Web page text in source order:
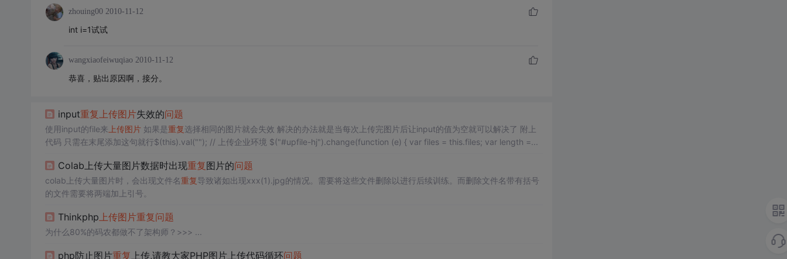
zhouing00 2010-11-12
int i=1试试
wangxiaofeiwuqiao 2010-11-12
恭喜，贴出原因啊，接分。
input重复 上传图片失效的问题
使用input的file来 上传图片如果是重复选择相同的图片就会失效 解决的办法就是当每次上传完图片后让input的值为空就可以解决了 附上
代码 只需在末尾添加这句就行$(this).val(""); // 上传企业环境 $("#upfile-hj").change(function (e) { var files = this.files; var length =...
Colab上传大量图片数据时出现重复图片的问题
colab上传大量图片时，会出现文件名重复导致诸如出现xxx(1).jpg的情况。需要将这些文件删除以进行后续训练。而删除文件名带有括号
的文件需要将两端加上引号。
Thinkphp 上传图片重复问题
php防止图片重复 上传,请教大家PHP图片上传代码循环问题